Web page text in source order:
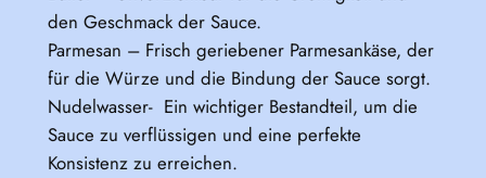
den Geschmack der Sauce.
Parmesan – Frisch geriebener Parmesankäse, der
für die Würze und die Bindung der Sauce sorgt.
Nudelwasser- Ein wichtiger Bestandteil, um die
Sauce zu verflüssigen und eine perfekte
Konsistenz zu erreichen.